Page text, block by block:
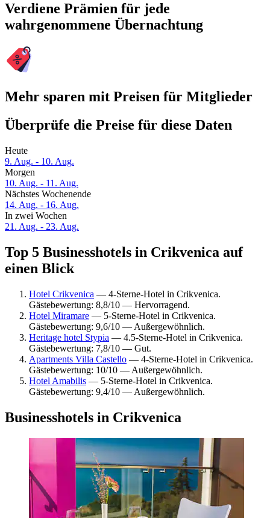
Verdiene Prämien für jede
wahrgenommene Übernachtung
Mehr sparen mit Preisen für Mitglieder
Überprüfe die Preise für diese Daten
Heute
9. Aug. - 10. Aug.
Morgen
10. Aug. - 11. Aug.
Nächstes Wochenende
14. Aug. - 16. Aug.
In zwei Wochen
21. Aug. - 23. Aug.
Top 5 Businesshotels in Crikvenica auf
einen Blick
Hotel Crikvenica — 4-Sterne-Hotel in Crikvenica.
Gästebewertung: 8,8/10 — Hervorragend.
Hotel Miramare — 5-Sterne-Hotel in Crikvenica.
Gästebewertung: 9,6/10 — Außergewöhnlich.
Heritage hotel Stypia — 4.5-Sterne-Hotel in Crikvenica.
Gästebewertung: 7,8/10 — Gut.
Apartments Villa Castello — 4-Sterne-Hotel in Crikvenica.
Gästebewertung: 10/10 — Außergewöhnlich.
Hotel Amabilis — 5-Sterne-Hotel in Crikvenica.
Gästebewertung: 9,4/10 — Außergewöhnlich.
Businesshotels in Crikvenica